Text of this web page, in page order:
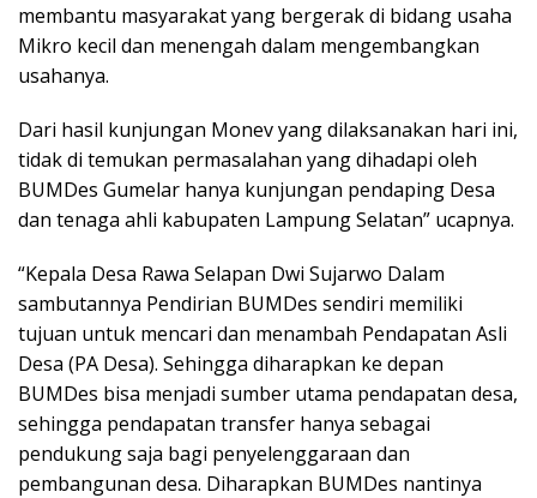
membantu masyarakat yang bergerak di bidang usaha
Mikro kecil dan menengah dalam mengembangkan
usahanya.
Dari hasil kunjungan Monev yang dilaksanakan hari ini,
tidak di temukan permasalahan yang dihadapi oleh
BUMDes Gumelar hanya kunjungan pendaping Desa
dan tenaga ahli kabupaten Lampung Selatan” ucapnya.
“Kepala Desa Rawa Selapan Dwi Sujarwo Dalam
sambutannya Pendirian BUMDes sendiri memiliki
tujuan untuk mencari dan menambah Pendapatan Asli
Desa (PA Desa). Sehingga diharapkan ke depan
BUMDes bisa menjadi sumber utama pendapatan desa,
sehingga pendapatan transfer hanya sebagai
pendukung saja bagi penyelenggaraan dan
pembangunan desa. Diharapkan BUMDes nantinya